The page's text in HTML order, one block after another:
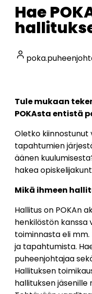
Hae
Tule mukaan
POKAsta entistä
Oletko
tapahtumien
äänen
hakea
Mikä ihmeen
Hallitus on POKAn
henkilöstön kanssa
toiminnasta eli
ja tapahtumista.
puheenjohtajaa
Hallituksen
hallituksen